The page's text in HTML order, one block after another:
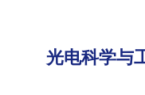
光电科学与